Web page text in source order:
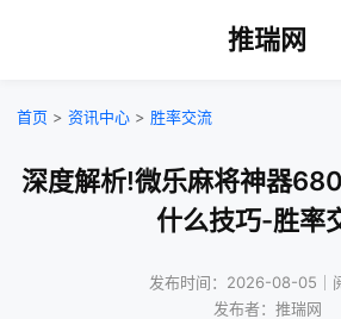
推瑞网
首页 > 资讯中心 > 胜率交流
深度解析!微乐麻将神器
什么技巧-胜率
发布时间：2026-08-05｜
发布者：推瑞网